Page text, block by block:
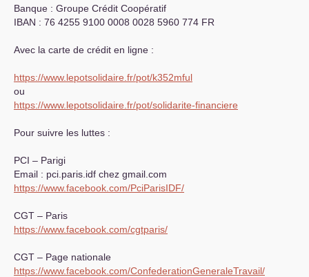
Banque : Groupe Crédit Coopératif
IBAN : 76 4255 9100 0008 0028 5960 774 FR
Avec la carte de crédit en ligne :
https://www.lepotsolidaire.fr/pot/k352mful
ou
https://www.lepotsolidaire.fr/pot/solidarite-financiere
Pour suivre les luttes :
PCI – Parigi
Email : pci.paris.idf chez gmail.com
https://www.facebook.com/PciParisIDF/
CGT – Paris
https://www.facebook.com/cgtparis/
CGT – Page nationale
https://www.facebook.com/ConfederationGeneraleTravail/